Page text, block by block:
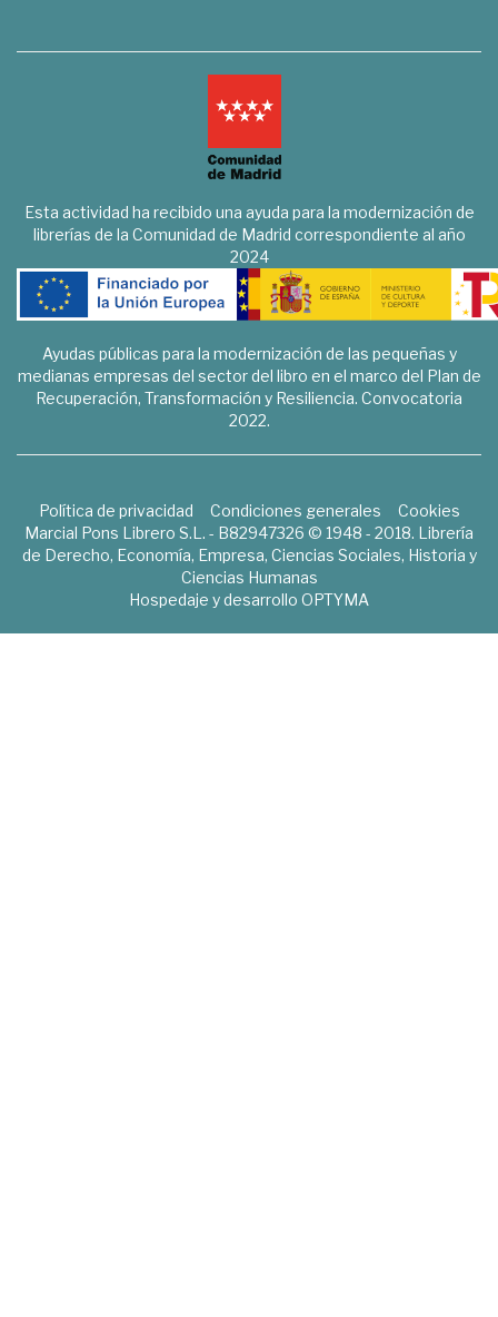
Esta actividad ha recibido una ayuda para la modernización de
librerías de la Comunidad de Madrid correspondiente al año
2024
Ayudas públicas para la modernización de las pequeñas y
medianas empresas del sector del libro en el marco del Plan de
Recuperación, Transformación y Resiliencia. Convocatoria
2022.
Política de privacidad Condiciones generales
Cookies
Marcial Pons Librero S.L. - B82947326 © 1948 - 2018. Librería
de Derecho, Economía, Empresa, Ciencias Sociales, Historia y
Ciencias Humanas
Hospedaje y desarrollo OPTYMA